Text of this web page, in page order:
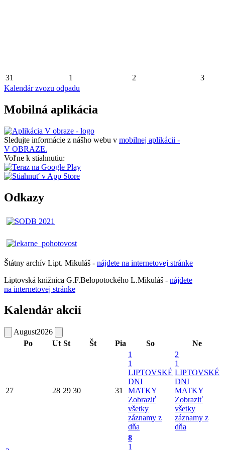
31 1 2
3
Kalendár zvozu odpadu
Mobilná aplikácia
Sledujte informácie z nášho webu v mobilnej aplikácii -
V OBRAZE.
Voľne k stiahnutiu:
Odkazy
Štátny archív Lipt. Mikuláš - nájdete na internetovej stránke
Liptovská knižnica G.F.Belopotockého L.Mikuláš - nájdete
na internetovej stránke
Kalendár akcií
August2026
Po
Ut St Št Pia So Ne
27 28 29 30 31
1
1
LIPTOVSKÉ
DNI
MATKY
Zobraziť
všetky
záznamy z
dňa
2
1
LIPTOVSKÉ
DNI
MATKY
Zobraziť
všetky
záznamy z
dňa
8
1